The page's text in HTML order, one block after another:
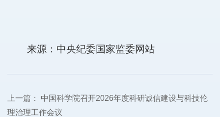
来源：中央纪委国家监委网站
上一篇：
中国科学院召开2026年度科研诚信建设与科技伦
理治理工作会议